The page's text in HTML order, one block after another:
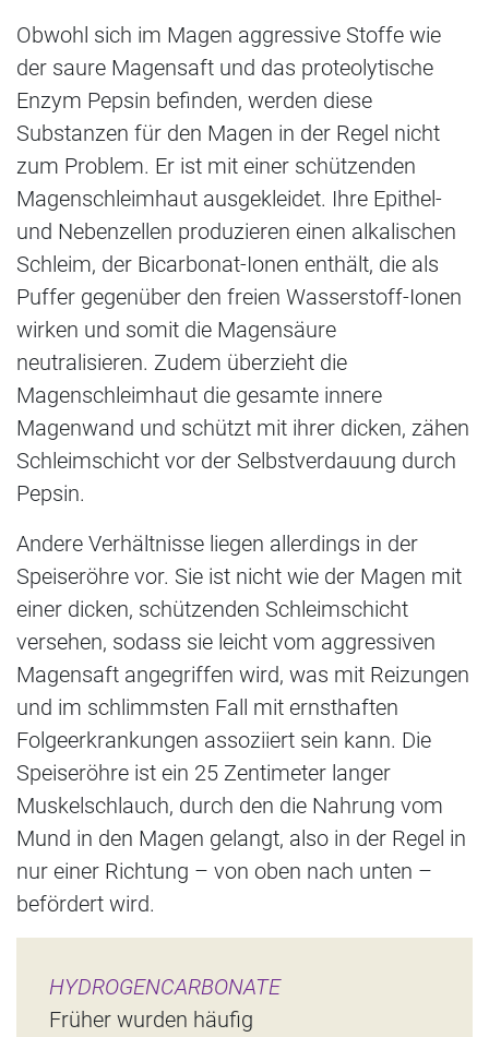
Obwohl sich im Magen aggressive Stoffe wie
der saure Magensaft und das proteolytische
Enzym Pepsin befinden, werden diese
Substanzen für den Magen in der Regel nicht
zum Problem. Er ist mit einer schützenden
Magenschleimhaut ausgekleidet. Ihre Epithel-
und Nebenzellen produzieren einen alkalischen
Schleim, der Bicarbonat-Ionen enthält, die als
Puffer gegenüber den freien Wasserstoff-Ionen
wirken und somit die Magensäure
neutralisieren. Zudem überzieht die
Magenschleimhaut die gesamte innere
Magenwand und schützt mit ihrer dicken, zähen
Schleimschicht vor der Selbstverdauung durch
Pepsin.
Andere Verhältnisse liegen allerdings in der
Speiseröhre vor. Sie ist nicht wie der Magen mit
einer dicken, schützenden Schleimschicht
versehen, sodass sie leicht vom aggressiven
Magensaft angegriffen wird, was mit Reizungen
und im schlimmsten Fall mit ernsthaften
Folgeerkrankungen assoziiert sein kann. Die
Speiseröhre ist ein 25 Zentimeter langer
Muskelschlauch, durch den die Nahrung vom
Mund in den Magen gelangt, also in der Regel in
nur einer Richtung – von oben nach unten –
befördert wird.
HYDROGENCARBONATE
Früher wurden häufig